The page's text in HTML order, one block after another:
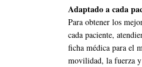
Adaptado a cada
Para obtener los
cada paciente,
ficha médica para el
movilidad, la fuerza